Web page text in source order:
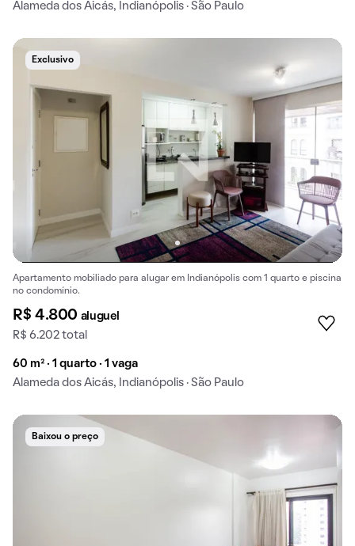
Alameda dos Aicás, Indianópolis · São Paulo
Exclusivo
Apartamento mobiliado para alugar em Indianópolis com 1 quarto e piscina
no condomínio.
R$ 4.800 aluguel
R$ 6.202 total
60 m² · 1 quarto · 1 vaga
Alameda dos Aicás, Indianópolis · São Paulo
Baixou o preço